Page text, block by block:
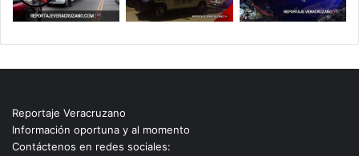
Reportaje Veracruzano
Información oportuna y al momento
Contáctenos en redes sociales: